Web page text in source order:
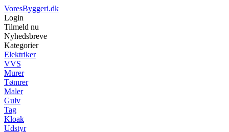
VoresByggeri.dk
Login
Tilmeld nu
Nyhedsbreve
Kategorier
Elektriker
VVS
Murer
Tømrer
Maler
Gulv
Tag
Kloak
Udstyr